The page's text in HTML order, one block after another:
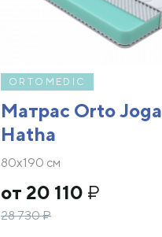
ORTOMEDIC
Матрас Orto Joga
Hatha
80х190 см
от 20 110 ₽
28 730₽